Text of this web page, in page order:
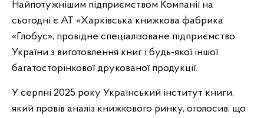
Найпотужнішим підприємством Компанії на
сьогодні є АТ «Харківська книжкова фабрика
«Глобус», провідне спеціалізоване підприємство
України з виготовлення книг і будь-якої іншої
багатосторінкової друкованої продукції.
У серпні 2025 року Український інститут книги,
який провів аналіз книжкового ринку, оголосив, що